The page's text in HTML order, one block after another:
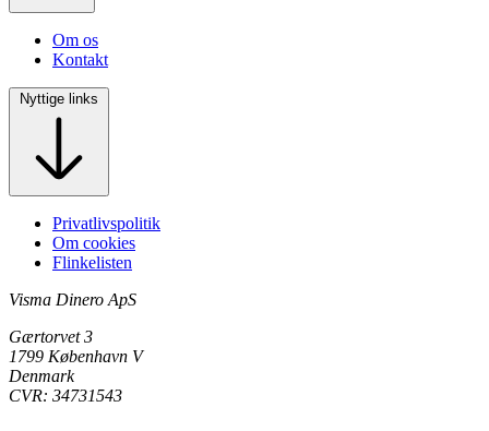
Om os
Kontakt
Nyttige links
Privatlivspolitik
Om cookies
Flinkelisten
Visma Dinero ApS
Gærtorvet 3
1799 København V
Denmark
CVR: 34731543